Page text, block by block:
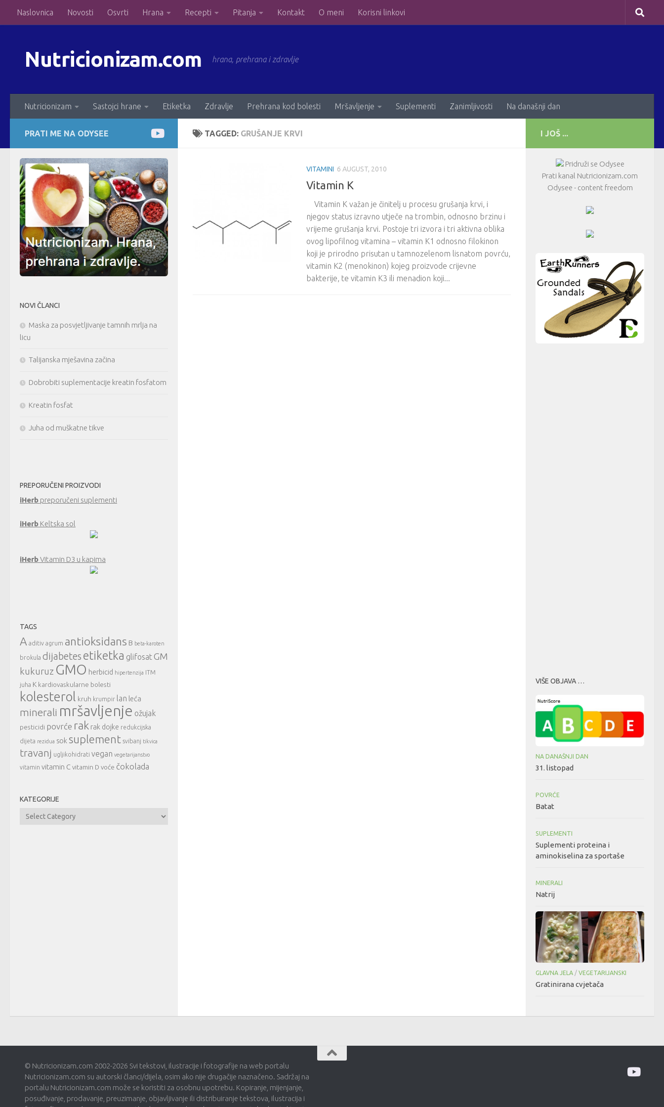
Skip to content
Naslovnica Novosti Osvrti Hrana Recepti Pitanja Kontakt O meni Korisni linkovi
Nutricionizam.com hrana, prehrana i zdravlje
Nutricionizam Sastojci hrane Etiketka Zdravlje Prehrana kod bolesti Mršavljenje Suplementi Zanimljivosti Na današnji dan
TAGGED: GRUŠANJE KRVI
VITAMINI 6 AUGUST, 2010
Vitamin K
Vitamin K važan je činitelj u procesu grušanja krvi, i
njegov status izravno utječe na trombin, odnosno brzinu i
vrijeme grušanja krvi. Postoje tri izvora i tri aktivna oblika
ovog lipofilnog vitamina – vitamin K1 odnosno filokinon
koji je prirodno prisutan u tamnozelenom lisnatom povrću,
vitamin K2 (menokinon) kojeg proizvode crijevne
bakterije, te vitamin K3 ili menadion koji...
PRATI ME NA ODYSEE
NOVI ČLANCI
Maska za posvjetljivanje tamnih mrlja na
licu
Talijanska mješavina začina
Dobrobiti suplementacije kreatin fosfatom
Kreatin fosfat
Juha od muškatne tikve
PREPORUČENI PROIZVODI
iHerb preporučeni suplementi
iHerb Keltska sol
iHerbVitamin D3 u kapima
TAGS
A aditiv agrum antioksidans B beta-karoten
brokula dijabetes etiketka glifosatGM
kukuruz GMO herbicid hipertenzija ITM
juha K kardiovaskularne bolesti
kolesterol kruh krumpir lan leća
minerali mršavljenje ožujak
pesticidi povrće rak rak dojke redukcijska
dijeta rezidua sok suplement svibanj tikvica
travanj ugljikohidrati vegan vegetarijanstvo
vitamin vitamin C vitamin D voće čokolada
KATEGORIJE
Kategorije
I JOŠ ...
Pridruži se Odysee
Prati kanal Nutricionizam.com
Odysee - content freedom
VIŠE OBJAVA …
NA DANAŠNJI DAN
31. listopad
POVRĆE
Batat
SUPLEMENTI
Suplementi proteina i
aminokiselina za sportaše
MINERALI
Natrij
GLAVNA JELA / VEGETARIJANSKI
Gratinirana cvjetača
© Nutricionizam.com 2002-2026 Svi tekstovi, ilustracije i fotografije na web portalu
Nutricionizam.com su autorski članci/dijela, osim ako nije drugačije naznačeno. Sadržaj na
portalu Nutricionizam.com može se koristiti za osobnu upotrebu. Kopiranje, mijenjanje,
posuđivanje, prodavanje, preuzimanje, objavljivanje ili distribuiranje tekstova, ilustracija i